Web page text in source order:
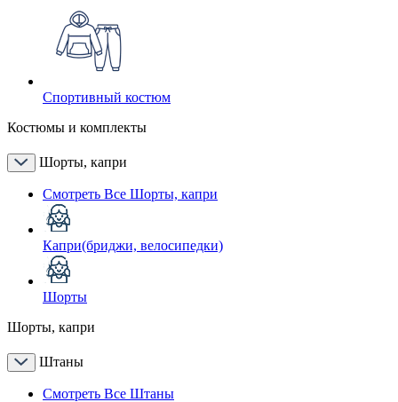
Спортивный костюм
Костюмы и комплекты
Шорты, капри
Смотреть Все Шорты, капри
Капри(бриджи, велосипедки)
Шорты
Шорты, капри
Штаны
Смотреть Все Штаны